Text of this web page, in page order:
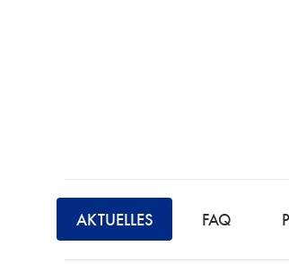
AKTUELLES FAQ